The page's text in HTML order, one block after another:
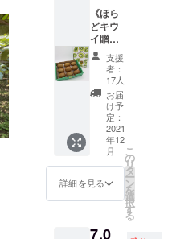
積は、約
2,500平方km
と県土の約
23％を占め
ています。
人口は、約
39万3千人。
海抜
44.2m（可児
1,810m（郡
銚子ヶ峰）
木を１
本植え
ること
ができ
ます。
植樹後
に岐阜
県関市
洞戸よ
りお礼
の手紙
をお送
りいた
しま
はござ
《ほら
どキウ
イ贈答
用９
玉》・
贈答用
９玉入
箱 ・
料 ・
キウイ
苗木代
金１本
分 ・
お礼の
紙
支援
者：
17人
お届
け予
定：
2021
年12
月
詳細を見る
こ
の
リ
タ
ー
ン
を
選
択
す
る
7,0